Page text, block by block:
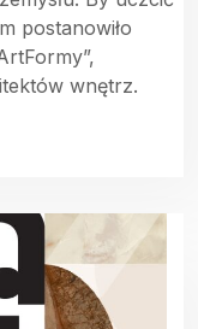
postanowiło
wnętrz.